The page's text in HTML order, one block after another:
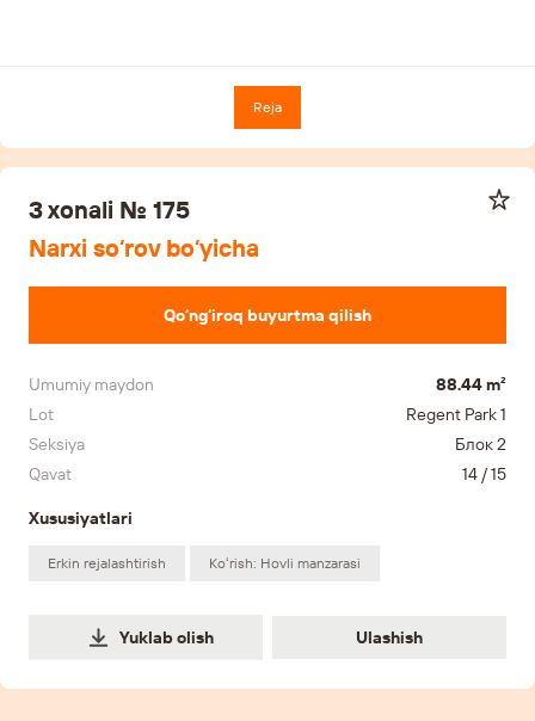
Reja
3 xonali № 175
Narxi so‘rov bo‘yicha
Qo‘ng‘iroq buyurtma qilish
Umumiy maydon
88.44 m²
Lot
Regent Park 1
Seksiya
Блок 2
Qavat
14 / 15
Xususiyatlari
Erkin rejalashtirish Koʻrish: Hovli manzarasi
Yuklab olish Ulashish
Ulashish